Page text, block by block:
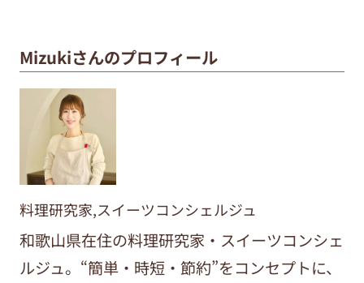
Mizukiさんのプロフィール
料理研究家,スイーツコンシェルジュ
和歌山県在住の料理研究家・スイーツコンシェ
ルジュ。“簡単・時短・節約”をコンセプトに、